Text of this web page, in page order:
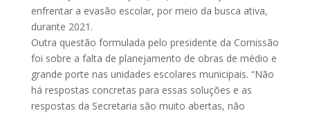
enfrentar a evasão escolar, por meio da busca ativa,
durante 2021.
Outra questão formulada pelo presidente da Comissão
foi sobre a falta de planejamento de obras de médio e
grande porte nas unidades escolares municipais. “Não
há respostas concretas para essas soluções e as
respostas da Secretaria são muito abertas, não